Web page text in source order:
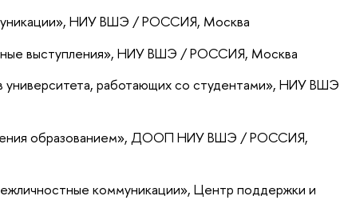
, НИУ ВШЭ / РОССИЯ, Москва
выступления», НИУ ВШЭ / РОССИЯ, Москва
работающих со студентами», НИУ ВШЭ
образованием», ДООП НИУ ВШЭ / РОССИЯ,
коммуникации», Центр поддержки и